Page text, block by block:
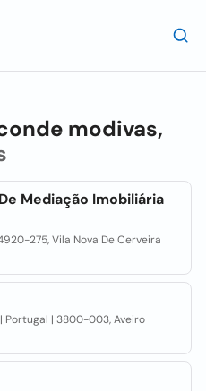
modivas,
Mediação Imobiliária
275, Vila Nova De Cerveira
Portugal | 3800-003, Aveiro